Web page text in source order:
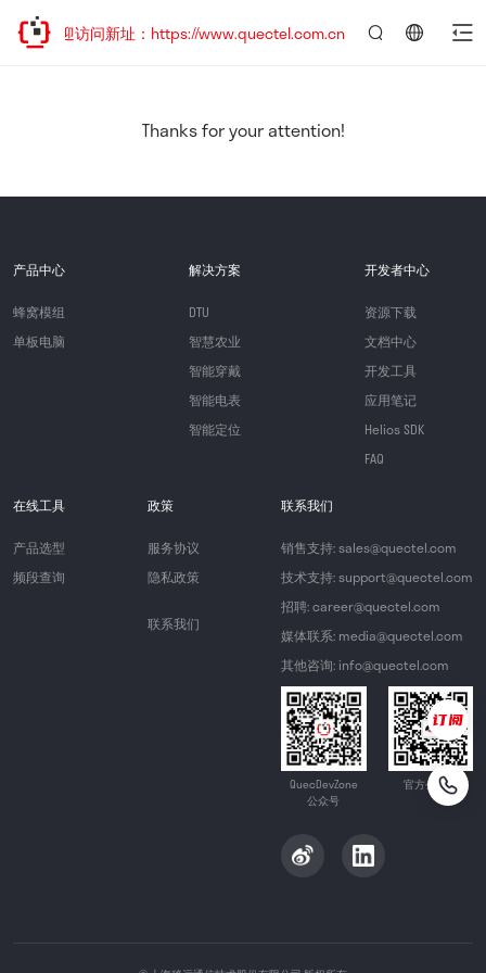
移，欢迎访问新址：https://www.quectel.com.cn
Thanks for your attention!
产品中心
蜂窝模组
单板电脑
解决方案
DTU
智慧农业
智能穿戴
智能电表
智能定位
开发者中心
资源下载
文档中心
开发工具
应用笔记
Helios SDK
FAQ
在线工具
产品选型
频段查询
政策
服务协议
隐私政策
联系我们
联系我们
销售支持: sales@quectel.com
技术支持: support@quectel.com
招聘: career@quectel.com
媒体联系: media@quectel.com
其他咨询: info@quectel.com
QuecDevZone
公众号
官方公众号